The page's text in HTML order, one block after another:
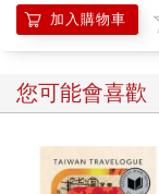
以下故事說明了這
中。
種職業我都放棄了
的美學〔藝術的、
加入購物車
您可能會喜歡